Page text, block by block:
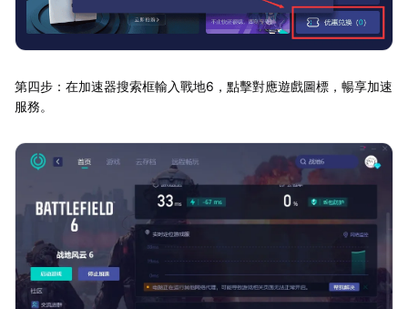
第四步：在加速器搜索框輸入戰地6，點擊對應遊戲圖標，暢享加速
服務。